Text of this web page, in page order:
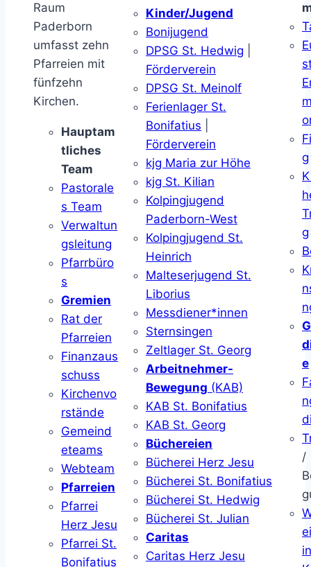
Raum
Paderborn
umfasst zehn
Pfarreien mit
fünfzehn
Kirchen.
Hauptam
tliches
Team
Pastorale
s Team
Verwaltun
gsleitung
Pfarrbüro
s
Gremien
Rat der
Pfarreien
Finanzaus
schuss
Kirchenvo
rstände
Gemeind
eteams
Webteam
Pfarreien
Pfarrei
Herz Jesu
Pfarrei St.
Bonifatius
Kinder/Jugend
Bonijugend
DPSG St. Hedwig
Förderverein
DPSG St. Meinolf
Ferienlager St.
Bonifatius
Förderverein
kjg Maria zur Höhe
kjg St. Kilian
Kolpingjugend
Paderborn-West
Kolpingjugend St.
Heinrich
Malteserjugend St.
Liborius
Messdiener*innen
Sternsingen
Zeltlager St. Georg
Arbeitnehmer-
Bewegung (KAB)
KAB St. Bonifatius
KAB St. Georg
Büchereien
Bücherei Herz Jesu
Bücherei St. Bonifatius
Bücherei St. Hedwig
Bücherei St. Julian
Caritas
Caritas Herz Jesu
g
g
e
/